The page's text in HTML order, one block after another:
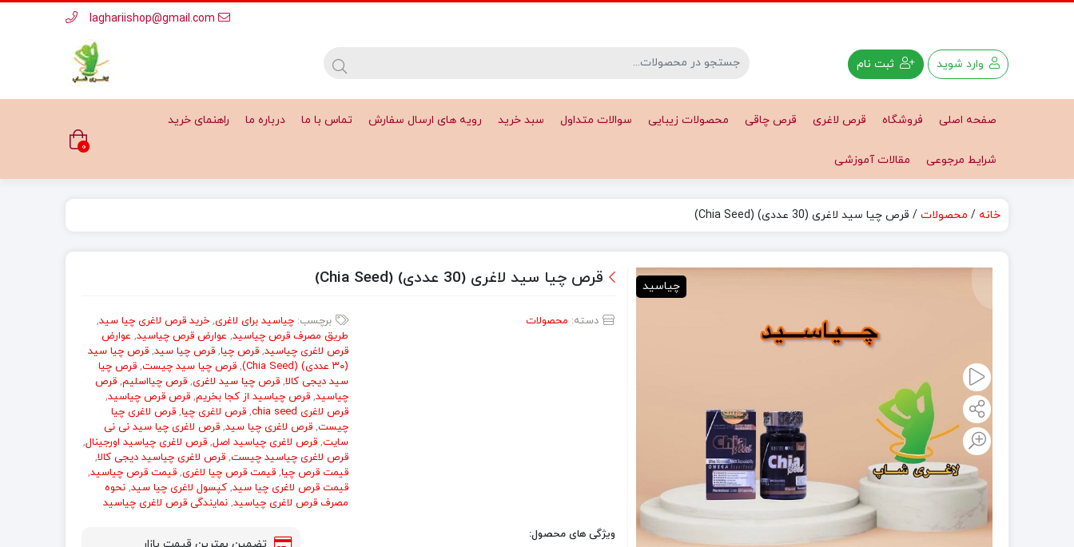
وارد شوید ثبت نام
صفحه اصلی فروشگاه قرص لاغری قرص چاقی محصولات زیبایی سوالات متداول سبد خرید رویه های ارسال سفارش تماس با ما درباره ما راهنمای خرید
شرایط مرجوعی مقالات آموزشی
0
خانه / محصولات / قرص چیا سید لاغری (30 عددی) (Chia Seed)
چیاسید قرص چیا سید لاغری (30 عددی) (Chia Seed)
دسته: محصولات برچسب: چیاسید برای لاغری, خرید قرص لاغری چیا سید,
طریق مصرف قرص چیاسید, عوارض قرص چیاسید, عوارض
قرص لاغری چیاسید, قرص چیا, قرص چیا سید, قرص چیا سید
(۳۰ عددی) (Chia Seed)
, قرص چیا سید چیست, قرص چیا
سید دیجی کالا, قرص چیا سید لاغری, قرص چیااسلیم, قرص
چیاسید, قرص چیاسید از کجا بخریم, قرص قرص چیاسید,
قرص لاغری chia seed
, قرص لاغری چیا, قرص لاغری چیا
چیست, قرص لاغری چیا سید, قرص لاغری چیا سید نی نی
سایت, قرص لاغری چیاسید اصل, قرص لاغری چیاسید اورجینال,
قرص لاغری چیاسید چیست, قرص لاغری چیاسید دیجی کالا,
قیمت قرص چیا, قیمت قرص چیا لاغری, قیمت قرص چیاسید,
قیمت‌ قرص لاغری چیا سید, کپسول لاغری چیا سید, نحوه
مصرف قرص لاغری چیاسید, نمایندگی قرص لاغری چیاسید
ویژگی های محصول: